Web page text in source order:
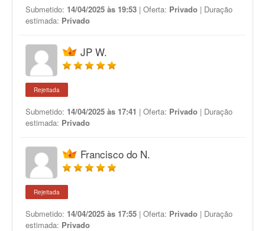
Submetido: 14/04/2025 às 19:53 | Oferta: Privado | Duração
estimada: Privado
JP W.
Rejeitada
Submetido: 14/04/2025 às 17:41 | Oferta: Privado | Duração
estimada: Privado
Francisco do N.
Rejeitada
Submetido: 14/04/2025 às 17:55 | Oferta: Privado | Duração
estimada: Privado